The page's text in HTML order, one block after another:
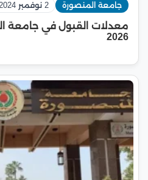
جامعة المنصورة 2 نوفمبر 2024
معدلات القبول في جامعة
2026